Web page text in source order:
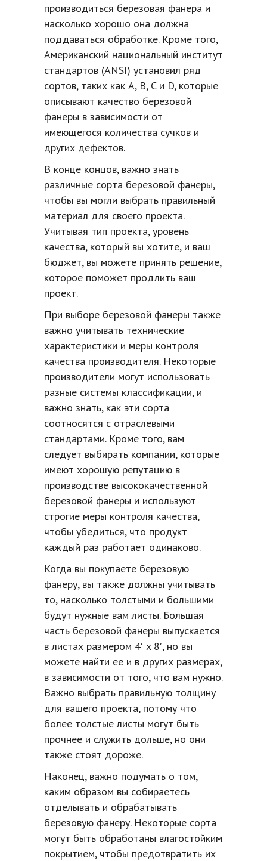
производиться березовая фанера и
насколько хорошо она должна
поддаваться обработке. Кроме того,
Американский национальный институт
стандартов (ANSI) установил ряд
сортов, таких как A, B, C и D, которые
описывают качество березовой
фанеры в зависимости от
имеющегося количества сучков и
других дефектов.
В конце концов, важно знать
различные сорта березовой фанеры,
чтобы вы могли выбрать правильный
материал для своего проекта.
Учитывая тип проекта, уровень
качества, который вы хотите, и ваш
бюджет, вы можете принять решение,
которое поможет продлить ваш
проект.
При выборе березовой фанеры также
важно учитывать технические
характеристики и меры контроля
качества производителя. Некоторые
производители могут использовать
разные системы классификации, и
важно знать, как эти сорта
соотносятся с отраслевыми
стандартами. Кроме того, вам
следует выбирать компании, которые
имеют хорошую репутацию в
производстве высококачественной
березовой фанеры и используют
строгие меры контроля качества,
чтобы убедиться, что продукт
каждый раз работает одинаково.
Когда вы покупаете березовую
фанеру, вы также должны учитывать
то, насколько толстыми и большими
будут нужные вам листы. Большая
часть березовой фанеры выпускается
в листах размером 4′ x 8′, но вы
можете найти ее и в других размерах,
в зависимости от того, что вам нужно.
Важно выбрать правильную толщину
для вашего проекта, потому что
более толстые листы могут быть
прочнее и служить дольше, но они
также стоят дороже.
Наконец, важно подумать о том,
каким образом вы собираетесь
отделывать и обрабатывать
березовую фанеру. Некоторые сорта
могут быть обработаны влагостойким
покрытием, чтобы предотвратить их